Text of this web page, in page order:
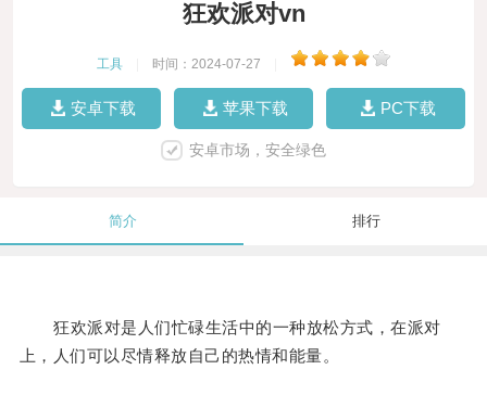
狂欢派对vn
工具 时间：2024-07-27
安卓下载 苹果下载 PC下载
安卓市场，安全绿色
简介 排行
狂欢派对是人们忙碌生活中的一种放松方式，在派对
上，人们可以尽情释放自己的热情和能量。